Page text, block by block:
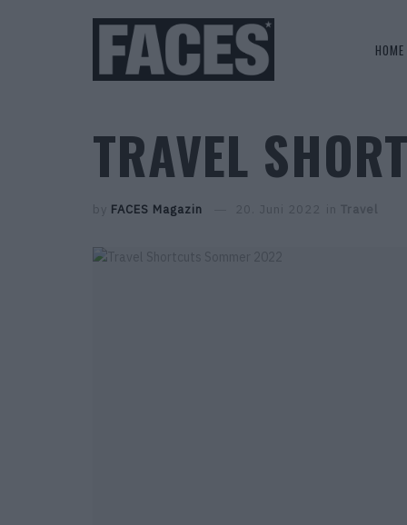
HOME
TRAVEL
by FACES Magazin 20. Juni 2022 in Travel